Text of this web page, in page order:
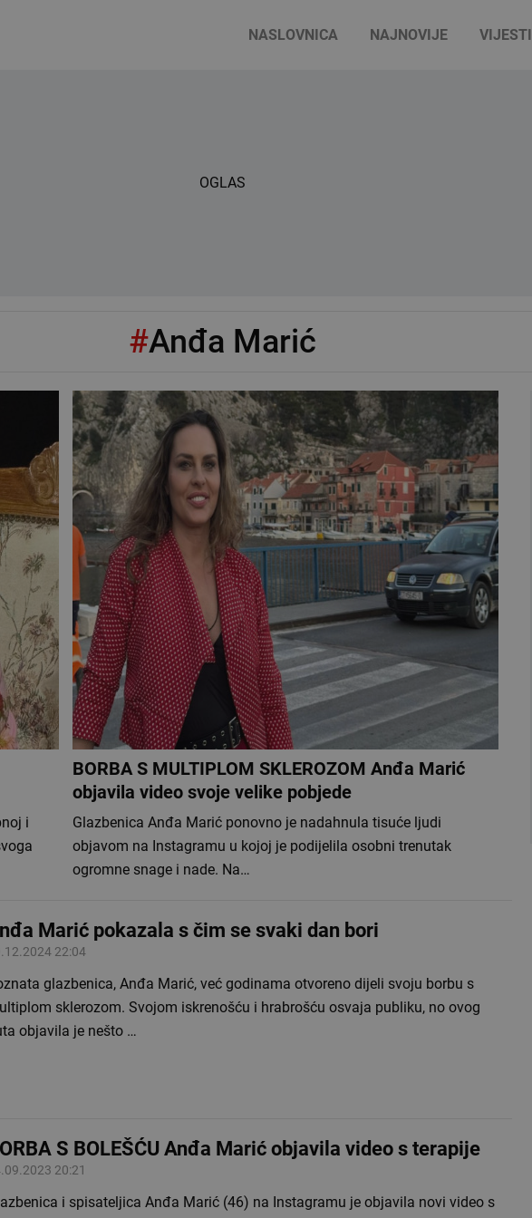
NASLOVNICA NAJNOVIJE VIJESTI
OGLAS
#Anđa Marić
i
BORBA S MULTIPLOM SKLEROZOM Anđa Marić
objavila video svoje velike pobjede
Glazbenica Anđa Marić ponovno je nadahnula tisuće ljudi
objavom na Instagramu u kojoj je podijelila osobni trenutak
ogromne snage i nade. Na…
Marić pokazala s čim se svaki dan bori
22:04
glazbenica, Anđa Marić, već godinama otvoreno dijeli svoju borbu s
sklerozom. Svojom iskrenošću i hrabrošću osvaja publiku, no ovog
objavila je nešto …
S BOLEŠĆU Anđa Marić objavila video s terapije
20:21
i spisateljica Anđa Marić (46) na Instagramu je objavila novi video s